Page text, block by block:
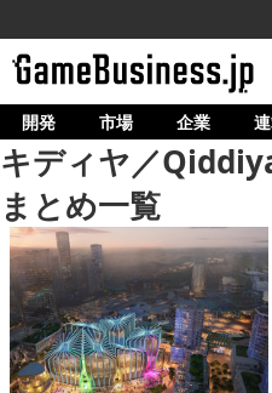
ホーム
ゲーム開発
市場
マネタイズ
企業動向
人材育成
開発 市場 企業
キディヤ／
まとめ一覧